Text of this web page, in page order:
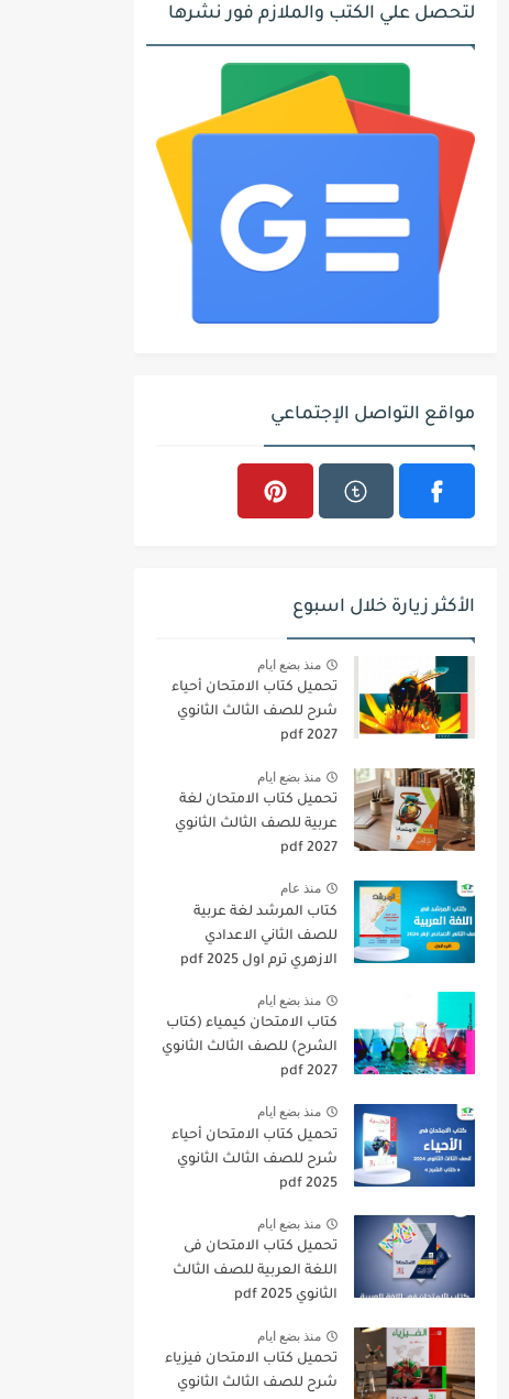
لتحصل علي الكتب والملازم فور نشرها
مواقع التواصل الإجتماعي
الأكثر زيارة خلال اسبوع
منذ بضع ايام
تحميل كتاب الامتحان أحياء
شرح للصف الثالث الثانوي
2027 pdf
منذ بضع ايام
تحميل كتاب الامتحان لغة
عربية للصف الثالث الثانوي
2027 pdf
منذ عام
كتاب المرشد لغة عربية
للصف الثاني الاعدادي
الازهري ترم اول 2025 pdf
منذ بضع ايام
كتاب الامتحان كيمياء (كتاب
الشرح) للصف الثالث الثانوي
pdf 2027
منذ بضع ايام
تحميل كتاب الامتحان أحياء
شرح للصف الثالث الثانوي
2025 pdf
منذ بضع ايام
تحميل كتاب الامتحان فى
اللغة العربية للصف الثالث
الثانوي 2025 pdf
منذ بضع ايام
تحميل كتاب الامتحان فيزياء
شرح للصف الثالث الثانوي